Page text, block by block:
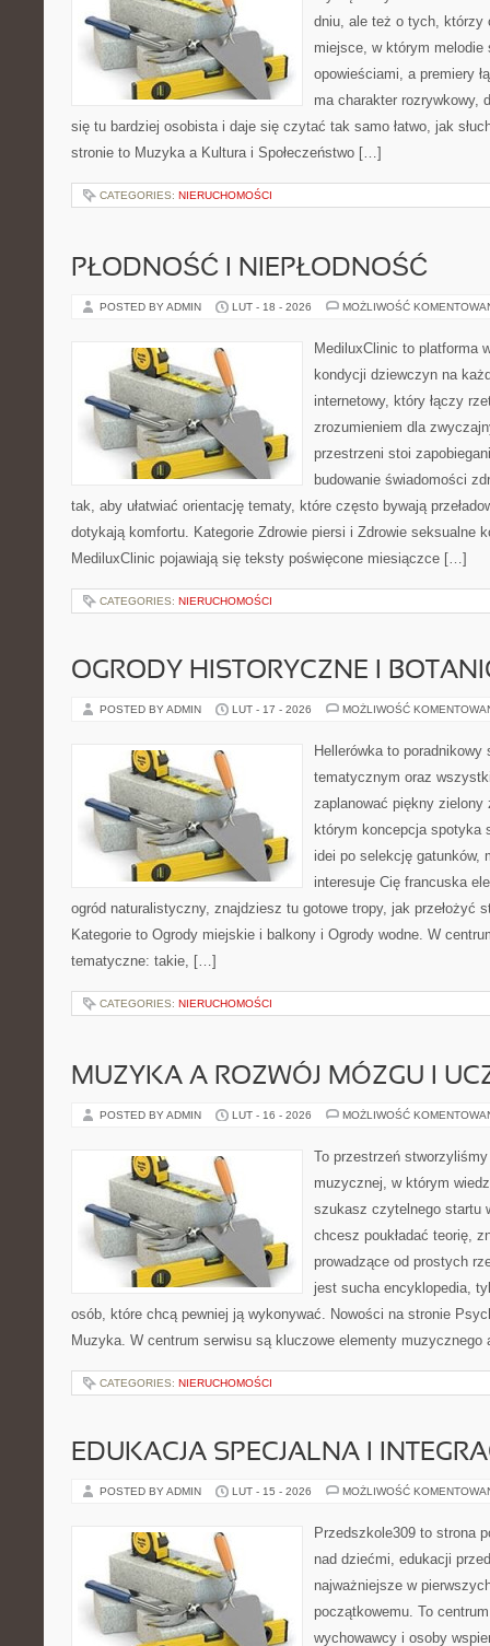
dniu, ale też o tych, którzy
miejsce, w którym melodie
opowieściami, a premiery
ma charakter rozrywkowy,
się tu bardziej osobista i daje się czytać tak samo łatwo, jak
stronie to Muzyka a Kultura i Społeczeństwo […]
CATEGORIES: NIERUCHOMOŚCI
PŁODNOŚĆ I NIEPŁODNOŚĆ
POSTED BY ADMIN LUT - 18 - 2026 MOŻLIWOŚĆ
MediluxClinic to platforma
kondycji dziewczyn na
internetowy, który łączy
zrozumieniem dla
przestrzeni stoi
budowanie świadomości
tak, aby ułatwiać orientację tematy, które często bywają
dotykają komfortu. Kategorie Zdrowie piersi i Zdrowie seksualne
MediluxClinic pojawiają się teksty poświęcone miesiączce […]
CATEGORIES: NIERUCHOMOŚCI
OGRODY HISTORYCZNE I
POSTED BY ADMIN LUT - 17 - 2026 MOŻLIWOŚĆ
Hellerówka to
tematycznym oraz
zaplanować piękny
którym koncepcja spotyka
idei po selekcję gatunków,
interesuje Cię francuska
ogród naturalistyczny, znajdziesz tu gotowe tropy, jak przełożyć
Kategorie to Ogrody miejskie i balkony i Ogrody wodne. W
tematyczne: takie, […]
CATEGORIES: NIERUCHOMOŚCI
MUZYKA A ROZWÓJ MÓZGU I
POSTED BY ADMIN LUT - 16 - 2026 MOŻLIWOŚĆ
To przestrzeń
muzycznej, w którym
szukasz czytelnego startu
chcesz poukładać teorię,
prowadzące od prostych
jest sucha encyklopedia,
osób, które chcą pewniej ją wykonywać. Nowości na stronie
Muzyka. W centrum serwisu są kluczowe elementy
CATEGORIES: NIERUCHOMOŚCI
EDUKACJA SPECJALNA I
POSTED BY ADMIN LUT - 15 - 2026 MOŻLIWOŚĆ
Przedszkole309 to strona
nad dziećmi, edukacji
najważniejsze w
początkowemu. To
wychowawcy i osoby